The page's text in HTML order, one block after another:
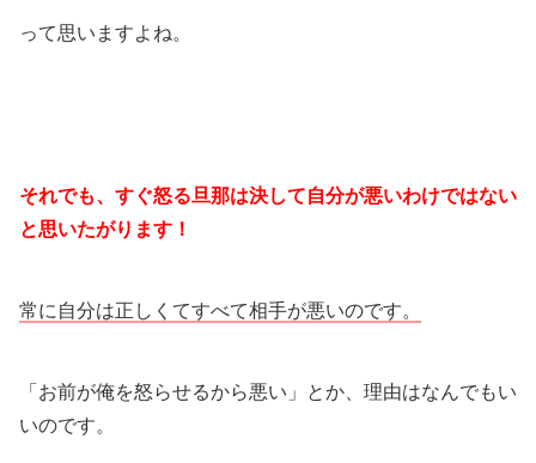
って思いますよね。
それでも、すぐ怒る旦那は決して自分が悪いわけではない
と思いたがります！
常に自分は正しくてすべて相手が悪いのです。
「お前が俺を怒らせるから悪い」とか、理由はなんでもい
いのです。